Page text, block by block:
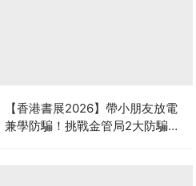
【香港書展2026】帶小朋友放電
兼學防騙！挑戰金管局2大防騙遊